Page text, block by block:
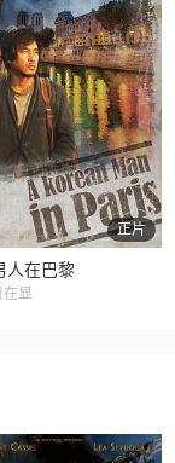
正片
人在巴黎
在显